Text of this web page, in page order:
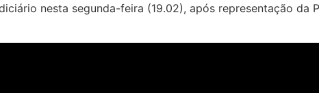
nesta segunda-feira (19.02), após representação da